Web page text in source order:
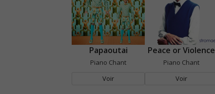
Papaoutai
Piano Chant
Voir
Peace or Violence
Piano Chant
Voir